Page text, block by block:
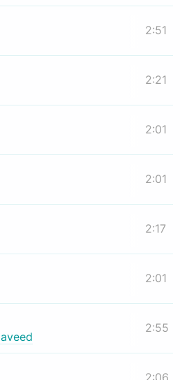
2:51
2:21
2:01
2:01
2:17
2:01
2:55